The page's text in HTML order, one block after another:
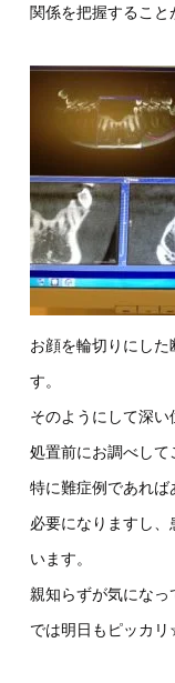
関係を把握すること
お顔を輪切りにした
す。
そのようにして深
処置前にお調べして
特に難症例であれ
必要になりますし
います。
親知らずが気になっ
では明日もピッカ